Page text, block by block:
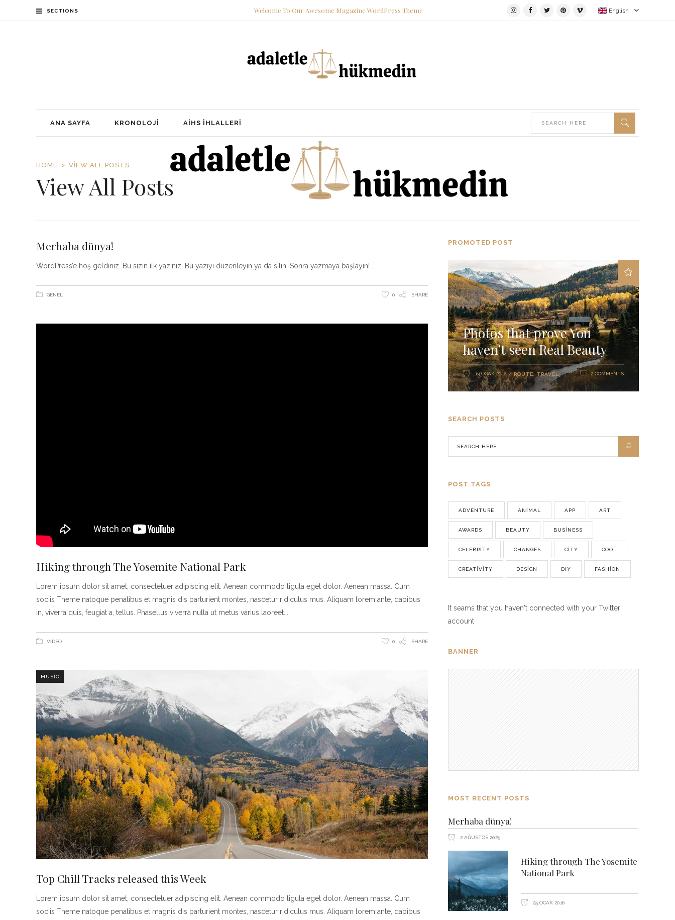
SECTIONS Welcome To Our Awesome Magazine WordPress Theme English
ANA SAYFA KRONOLOJI AİHS İHLALLERI
HOME VIEW ALL POSTS
View All Posts
Merhaba dünya!
WordPress’e hoş geldiniz. Bu sizin ilk yazınız. Bu yazıyı düzenleyin ya da silin. Sonra yazmaya başlayın!
GENEL 0 SHARE
Hiking through The Yosemite National Park
Lorem ipsum dolor sit amet, consectetuer adipiscing elit. Aenean commodo ligula eget dolor. Aenean massa. Cum
sociis Theme natoque penatibus et magnis dis parturient montes, nascetur ridiculus mus. Aliquam lorem ante, dapibus
in, viverra quis, feugiat a, tellus. Phasellus viverra nulla ut metus varius laoreet.
VIDEO 0 SHARE
MUSIC
Top Chill Tracks released this Week
Lorem ipsum dolor sit amet, consectetuer adipiscing elit. Aenean commodo ligula eget dolor. Aenean massa. Cum
sociis Theme natoque penatibus et magnis dis parturient montes, nascetur ridiculus mus. Aliquam lorem ante, dapibus
PROMOTED POST
Photos that prove You
haven’t seen Real Beauty
13 OCAK 2016 ROUTE,TRAVEL 2 COMMENTS
SEARCH POSTS
POST TAGS
ADVENTURE ANIMAL APP ART
AWARDS BEAUTY BUSINESS
CELEBRITY CHANGES CITY COOL
CREATIVITY DESIGN DIY FASHION
It seams that you haven't connected with your Twitter
account
BANNER
MOST RECENT POSTS
Merhaba dünya!
2 AĞUSTOS 2025
Hiking through The Yosemite
National Park
25 OCAK 2016